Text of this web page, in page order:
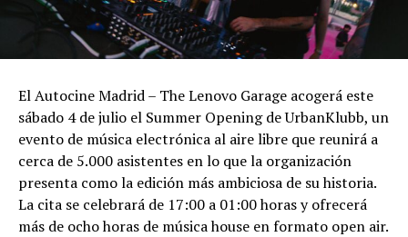
El Autocine Madrid – The Lenovo Garage acogerá este
sábado 4 de julio el Summer Opening de UrbanKlubb, un
evento de música electrónica al aire libre que reunirá a
cerca de 5.000 asistentes en lo que la organización
presenta como la edición más ambiciosa de su historia.
La cita se celebrará de 17:00 a 01:00 horas y ofrecerá
más de ocho horas de música house en formato open air.